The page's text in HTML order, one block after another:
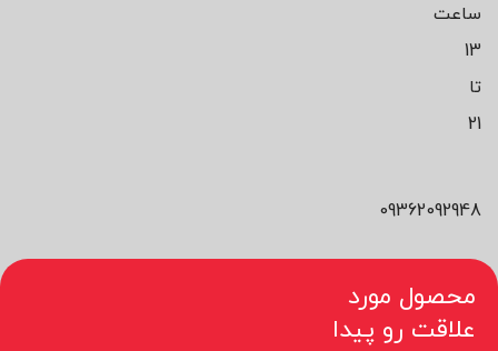
ساعت
13
تا
21
09362092948
محصول مورد
علاقت رو پیدا